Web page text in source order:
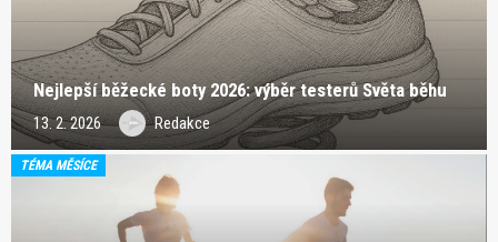
Nejlepší běžecké boty 2026: výběr testerů Světa běhu
13. 2. 2026 Redakce
TÉMA MĚSÍCE